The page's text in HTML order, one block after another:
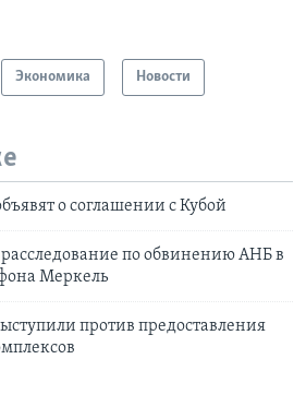
Экономика Новости
о соглашении с Кубой
по обвинению АНБ в
Меркель
против предоставления